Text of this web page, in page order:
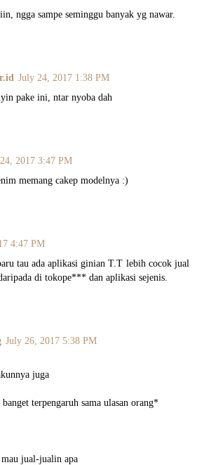
ngga sampe seminggu banyak yg nawar.
July 24, 2017 1:38 PM
pake ini, ntar nyoba dah
2017 3:47 PM
memang cakep modelnya :)
4:47 PM
tau ada aplikasi ginian T.T lebih cocok jual
di tokope*** dan aplikasi sejenis.
July 26, 2017 5:38 PM
juga
terpengaruh sama ulasan orang*
jual-jualin apa